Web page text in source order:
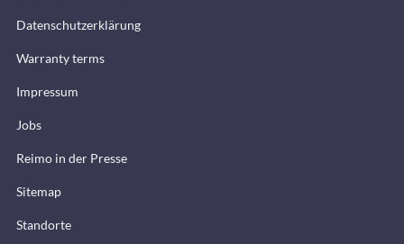
Datenschutzerklärung
Warranty terms
Impressum
Jobs
Reimo in der Presse
Sitemap
Standorte